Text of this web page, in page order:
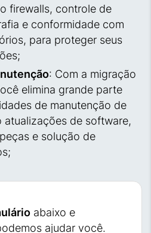
firewalls, controle de
e conformidade com
para proteger seus
: Com a migração
elimina grande parte
de manutenção de
atualizações de software,
e solução de
abaixo e
ajudar você.